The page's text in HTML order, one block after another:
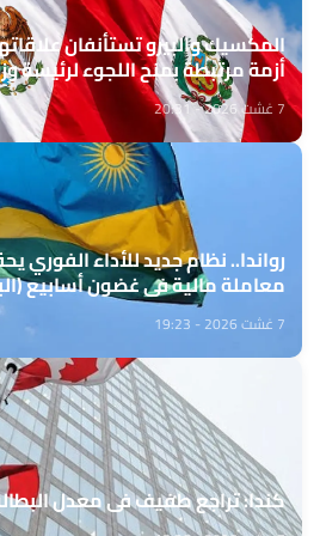
المكسيك والبيرو تستأنفان
أزمة مرتبطة بمنح اللجوء لرئيسة
7 غشت 2026 - 20:31
معاملة مالية في غضون أسابيع
7 غشت 2026 - 19:23
كندا: تراجع طفيف في معدل